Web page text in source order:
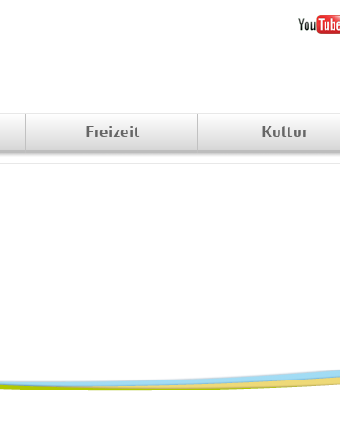
Freizeit Kultur